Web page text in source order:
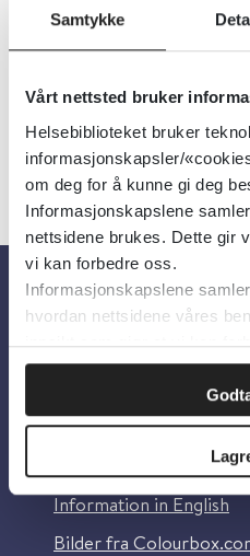
Samtykke
Vårt nettsted bruker
Helsebiblioteket bruker
informasjonskapsler/
om deg for å kunne gi deg
Informasjonskapslene
nettsidene brukes. Dette gir
vi kan forbedre oss.
Informasjonskapslene
hvordan nettsidene våres
innsikt som gjør at vi kan
Dokumenttype:
Språk:Norsk
Om oss
Om Helsebiblioteket
Personvern og
Information in English
Bilder fra